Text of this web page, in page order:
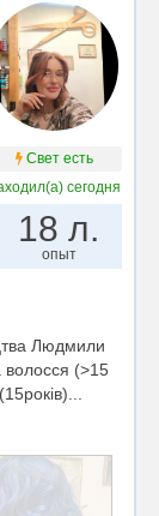
Свет есть
сегодня
18 л.
опыт
Людмили
волосся (>15